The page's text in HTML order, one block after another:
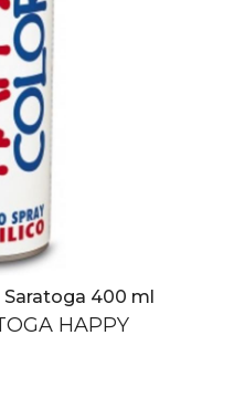
Saratoga 400 ml
HAPPY